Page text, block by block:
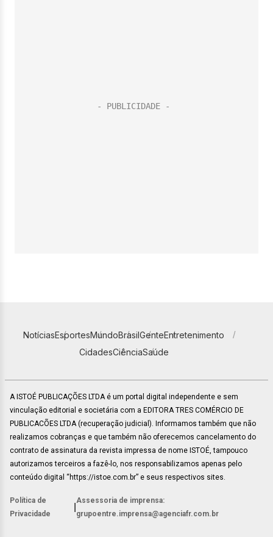
NotíciasEsportesMundoBrasilGenteEntretenimento
CidadesCiênciaSaúde
A ISTOÉ PUBLICAÇÕES LTDA é um portal digital independente e sem
vinculação editorial e societária com a EDITORA TRES COMÉRCIO DE
PUBLICACÕES LTDA (recuperação judicial). Informamos também que não
realizamos cobranças e que também não oferecemos cancelamento do
contrato de assinatura da revista impressa de nome ISTOÉ, tampouco
autorizamos terceiros a fazê-lo, nos responsabilizamos apenas pelo
conteúdo digital “https://istoe.com.br” e seus respectivos sites.
Política de
Privacidade
Assessoria de imprensa:
grupoentre.imprensa@agenciafr.com.br